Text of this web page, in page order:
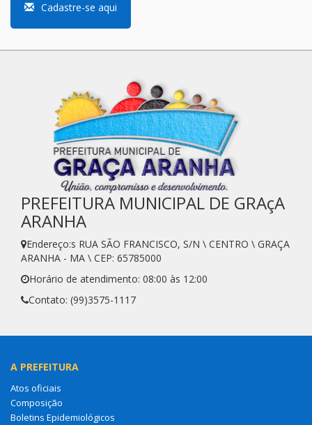
Cadastre-se aqui
PREFEITURA MUNICIPAL DE GRAçA
ARANHA
Endereço:s RUA SÃO FRANCISCO, S/N \ CENTRO \ GRAÇA
ARANHA - MA \ CEP: 65785000
Horário de atendimento: 08:00 às 12:00
Contato: (99)3575-1117
A PREFEITURA
Atos oficiais
Composição
Boletins Epidemiológicos